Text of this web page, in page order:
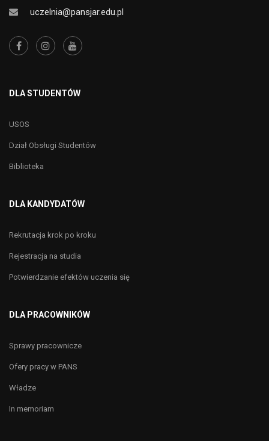
uczelnia@pansjar.edu.pl
DLA STUDENTÓW
USOS
Dział Obsługi Studentów
Biblioteka
DLA KANDYDATÓW
Rekrutacja krok po kroku
Rejestracja na studia
Potwierdzanie efektów uczenia się
DLA PRACOWNIKÓW
Sprawy pracownicze
Ofery pracy w PANS
Władze
In memoriam